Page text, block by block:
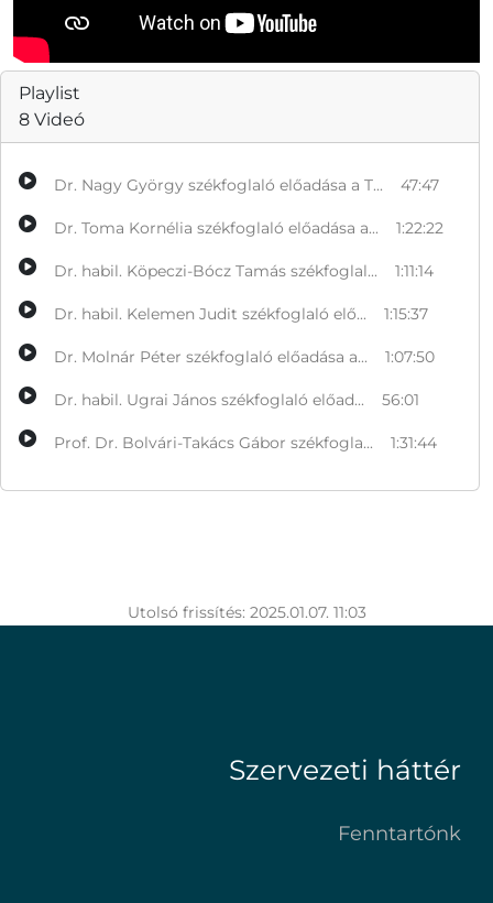
Playlist
8 Videó
Dr. Nagy György székfoglaló előadása a T... 47:47
Dr. Toma Kornélia székfoglaló előadása a... 1:22:22
Dr. habil. Köpeczi-Bócz Tamás székfoglal... 1:11:14
Dr. habil. Kelemen Judit székfoglaló elő... 1:15:37
Dr. Molnár Péter székfoglaló előadása a... 1:07:50
Dr. habil. Ugrai János székfoglaló előad... 56:01
Prof. Dr. Bolvári-Takács Gábor székfogla... 1:31:44
Utolsó frissítés: 2025.01.07. 11:03
Szervezeti háttér
Fenntartónk